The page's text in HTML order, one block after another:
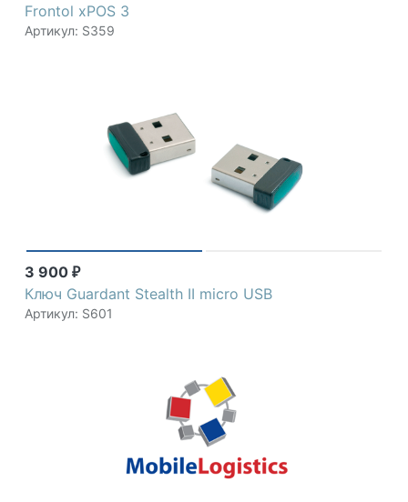
Frontol xPOS 3
Артикул: S359
3 900 ₽
Ключ Guardant Stealth II micro USB
Артикул: S601